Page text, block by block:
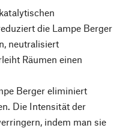
die Lampe Berger
neutralisiert
Räumen einen
Berger eliminiert
Die Intensität der
indem man sie